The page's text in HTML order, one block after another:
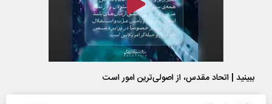
ببینید | اتحاد مقدس، از اصولی‌ترین امور است